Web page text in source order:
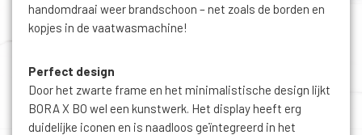
handomdraai weer brandschoon – net zoals de borden en
kopjes in de vaatwasmachine!
Perfect design
Door het zwarte frame en het minimalistische design lijkt
BORA X BO wel een kunstwerk. Het display heeft erg
duidelijke iconen en is naadloos geïntegreerd in het